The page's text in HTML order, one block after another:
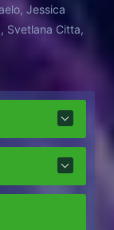
Jessica
Svetlana Citta,